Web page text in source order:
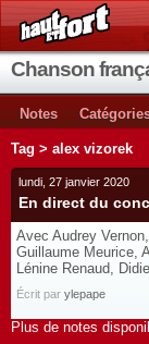
Chanson
Notes
Tag > alex vizorek
lundi, 27 janvier 2020
En direct du
Avec Audrey
Guillaume Meurice,
Lénine Renaud,
Écrit par ylepape
Plus de notes